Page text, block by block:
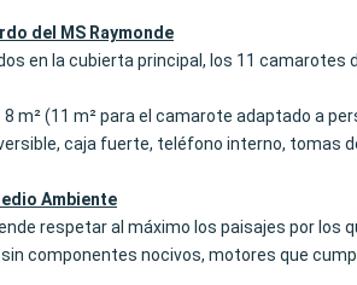
del MS Raymonde
en la cubierta principal, los 11 camarotes
8 m² (11 m² para el camarote adaptado a
caja fuerte, teléfono interno, tomas
Ambiente
respetar al máximo los paisajes por los
componentes nocivos, motores que